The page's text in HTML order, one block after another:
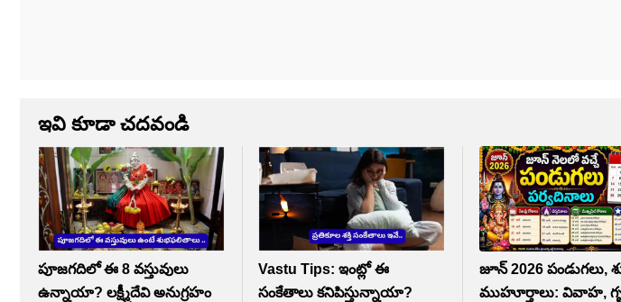
ఇవి కూడా చదవండి
పూజగదిలో ఈ 8 వస్తువులు
ఉన్నాయా? లక్ష్మీదేవి అనుగ్రహం
Vastu Tips: ఇంట్లో ఈ
సంకేతాలు కనిపిస్తున్నాయా?
జూన్ 2026 పండుగలు,
ముహూర్తాలు: వివాహ,